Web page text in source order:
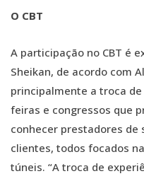
O CBT
A participação no CBT é
Sheikan, de acordo com
principalmente a troca
feiras e congressos que
conhecer prestadores de
clientes, todos focados
túneis. “A troca de